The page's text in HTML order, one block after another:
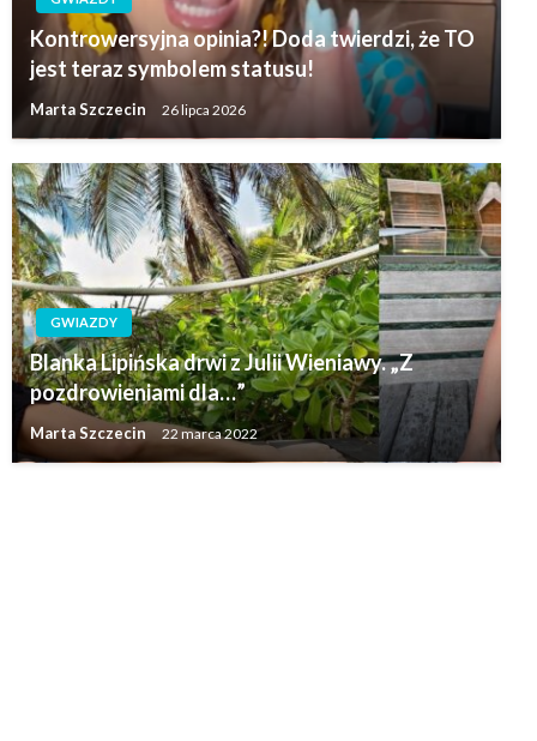
Kontrowersyjna opinia?! Doda twierdzi, że TO
jest teraz symbolem statusu!
Marta Szczecin 26 lipca 2026
GWIAZDY
Blanka Lipińska drwi z Julii Wieniawy. „Z
pozdrowieniami dla…”
Marta Szczecin 22 marca 2022